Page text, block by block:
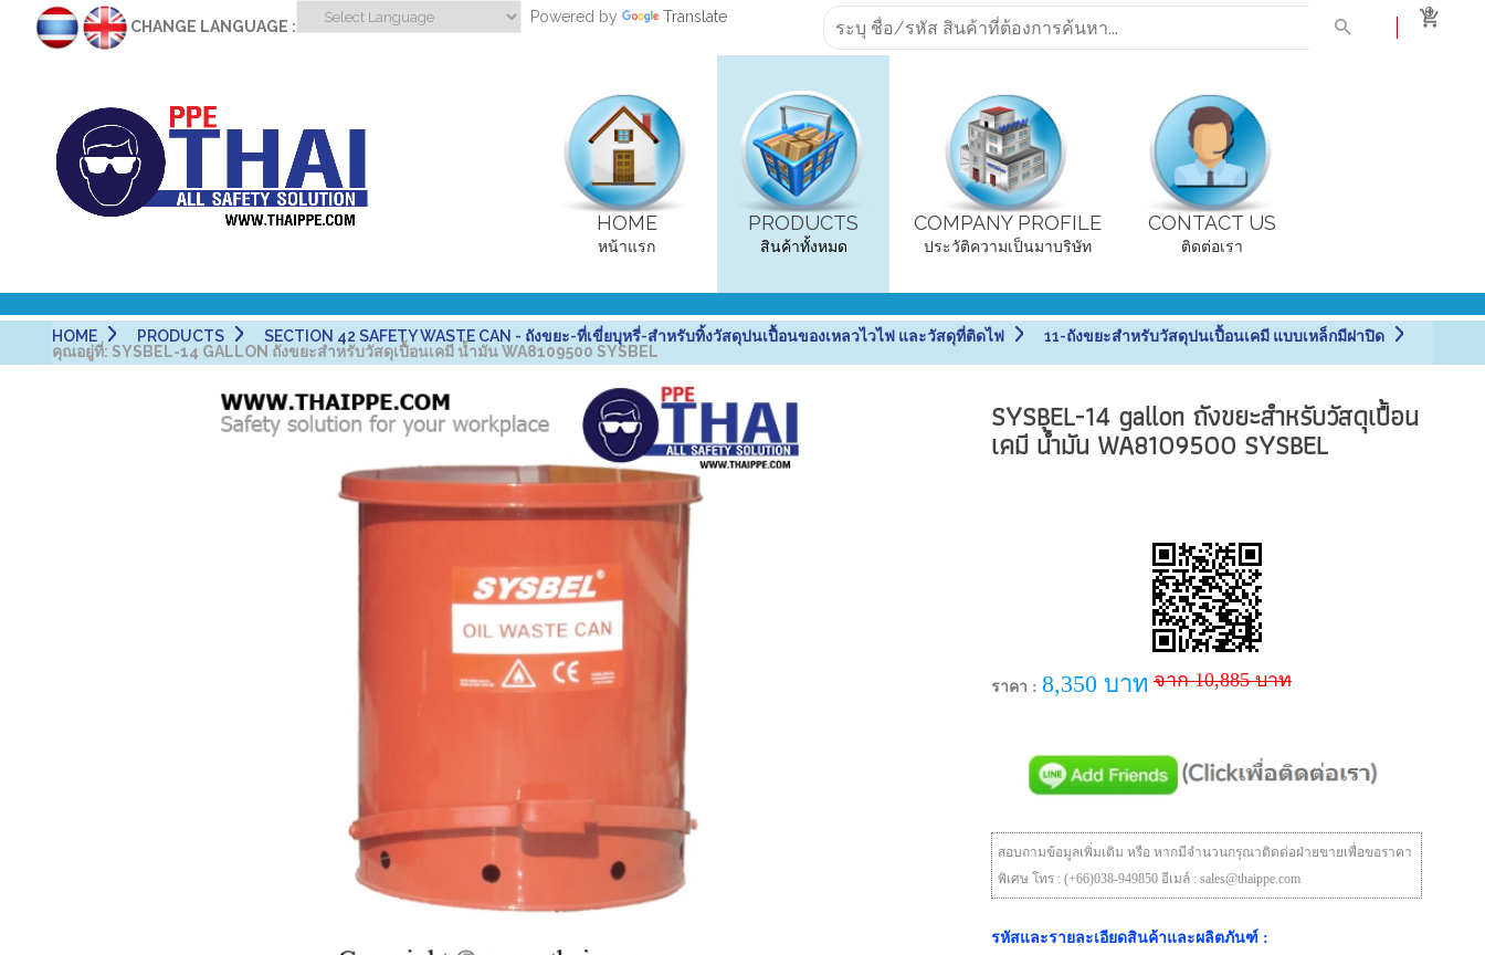
CHANGE LANGUAGE :
Powered by Translate 0
HOME
หน้าแรก
PRODUCTS
สินค้าทั้งหมด
COMPANY PROFILE
ประวัติความเป็นมาบริษัท
CONTACT US
ติดต่อเรา
HOME PRODUCTS SECTION 42 SAFETY WASTE CAN - ถังขยะ-ที่เขี่ยบุหรี่-สำหรับทิ้งวัสดุปนเปื้อนของเหลวไวไฟ และวัสดุที่ติดไฟ
11-ถังขยะสำหรับวัสดุปนเปื้อนเคมี แบบเหล็กมีฝาปิด
คุณอยู่ที่: SYSBEL-14 GALLON ถังขยะสำหรับวัสดุเปื้อนเคมี น้ำมัน WA8109500 SYSBEL
SYSBEL-14 gallon ถังขยะสำหรับวัสดุเปื้อน
เคมี น้ำมัน WA8109500 SYSBEL
ราคา : 8,350 บาท จาก 10,885 บาท
สอบถามข้อมูลเพิ่มเติม หรือ หากมีจำนวนกรุณาติดต่อฝ่ายขายเพื่อขอราคา
พิเศษ โทร : (+66)038-949850 อีเมล์ : sales@thaippe.com
รหัสและรายละเอียดสินค้าและผลิตภันฑ์ :